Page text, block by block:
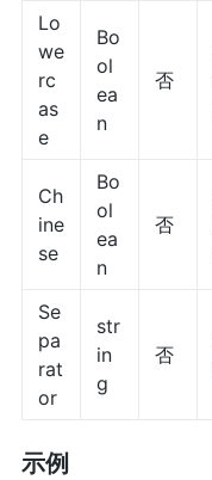
Lo
we
rc
as
e
Bo
ol
ea
n
否
Ch
ine
se
Bo
ol
ea
n
否
Se
pa
rat
or
str
in
g
否
示例